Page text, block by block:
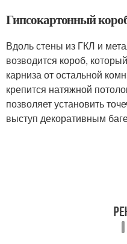
Гипсокартонный
Вдоль стены из ГКЛ и
возводится короб,
карниза от остальной
крепится натяжной
позволяет установить
выступ декоративным